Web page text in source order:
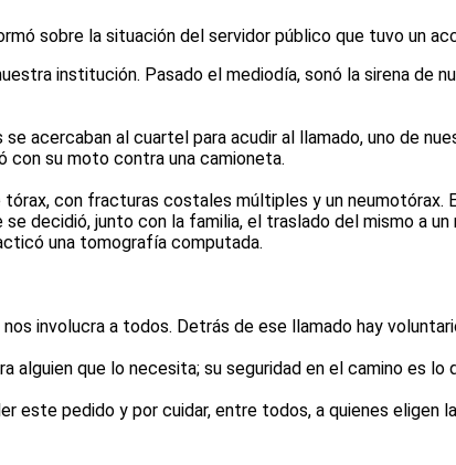
sobre la situación del servidor público que tuvo un
institución. Pasado el mediodía, sonó la sirena de
acercaban al cuartel para acudir al llamado, uno de
con su moto contra una camioneta.
con fracturas costales múltiples y un neumotórax.
decidió, junto con la familia, el traslado del mismo a
una tomografía computada.
involucra a todos. Detrás de ese llamado hay
que lo necesita; su seguridad en el camino es lo
este pedido y por cuidar, entre todos, a quienes eligen